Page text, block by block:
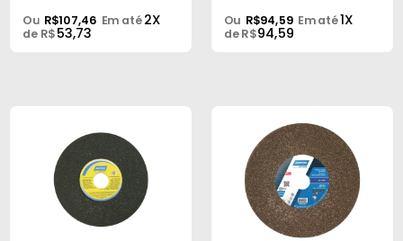
Ou R$107,46 Em até2X
de R$53,73
Ou R$94,59 Em até1X
de R$94,59